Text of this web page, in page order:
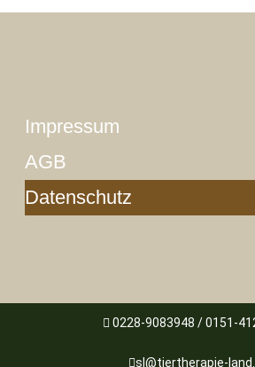
Impressum
AGB
Datenschutz
0228-9083948 / 0151-
sl@tiertherapie-